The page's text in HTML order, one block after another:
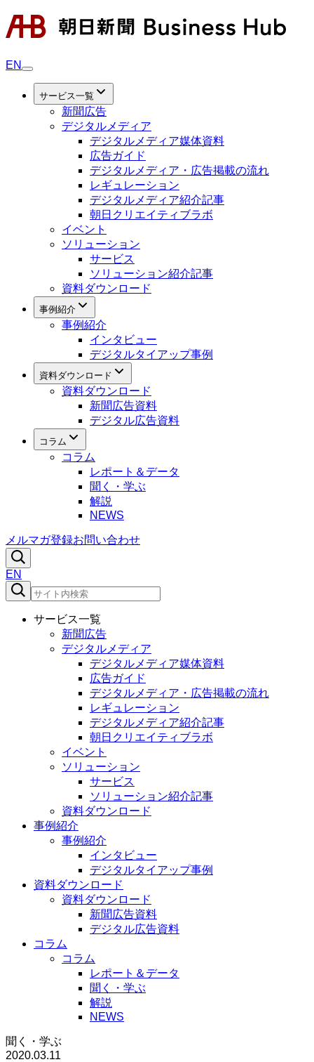
EN
サービス一覧
新聞広告
デジタルメディア
デジタルメディア媒体資料
広告ガイド
デジタルメディア・広告掲載の流れ
レギュレーション
デジタルメディア紹介記事
朝日クリエイティブラボ
イベント
ソリューション
サービス
ソリューション紹介記事
資料ダウンロード
事例紹介
事例紹介
インタビュー
デジタルタイアップ事例
資料ダウンロード
資料ダウンロード
新聞広告資料
デジタル広告資料
コラム
コラム
レポート＆データ
聞く・学ぶ
解説
NEWS
メルマガ登録お問い合わせ
EN
サービス一覧
新聞広告
デジタルメディア
デジタルメディア媒体資料
広告ガイド
デジタルメディア・広告掲載の流れ
レギュレーション
デジタルメディア紹介記事
朝日クリエイティブラボ
イベント
ソリューション
サービス
ソリューション紹介記事
資料ダウンロード
事例紹介
事例紹介
インタビュー
デジタルタイアップ事例
資料ダウンロード
資料ダウンロード
新聞広告資料
デジタル広告資料
コラム
コラム
レポート＆データ
聞く・学ぶ
解説
NEWS
聞く・学ぶ
2020.03.11